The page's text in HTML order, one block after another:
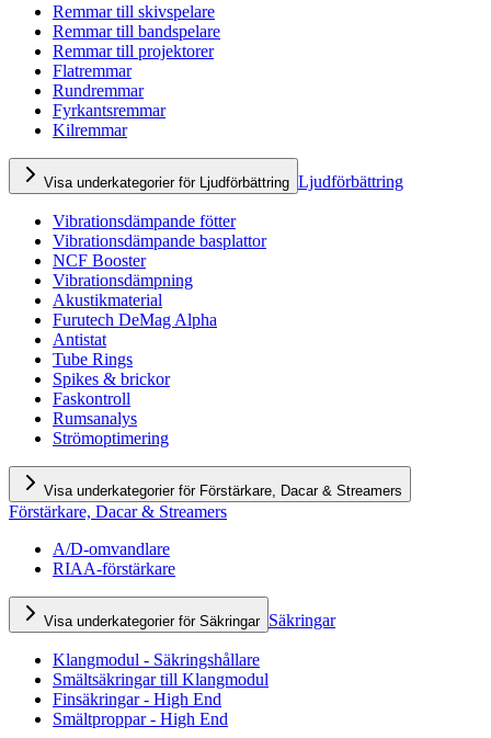
Remmar till skivspelare
Remmar till bandspelare
Remmar till projektorer
Flatremmar
Rundremmar
Fyrkantsremmar
Kilremmar
Visa underkategorier för Ljudförbättring Ljudförbättring
Vibrationsdämpande fötter
Vibrationsdämpande basplattor
NCF Booster
Vibrationsdämpning
Akustikmaterial
Furutech DeMag Alpha
Antistat
Tube Rings
Spikes & brickor
Faskontroll
Rumsanalys
Strömoptimering
Visa underkategorier för Förstärkare, Dacar & Streamers
Förstärkare, Dacar & Streamers
A/D-omvandlare
RIAA-förstärkare
Visa underkategorier för Säkringar Säkringar
Klangmodul - Säkringshållare
Smältsäkringar till Klangmodul
Finsäkringar - High End
Smältproppar - High End